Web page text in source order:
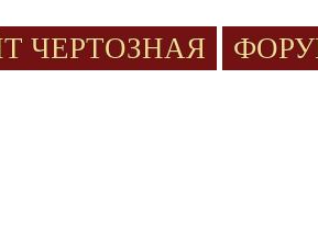
ЧЕРТОЗНАЯ